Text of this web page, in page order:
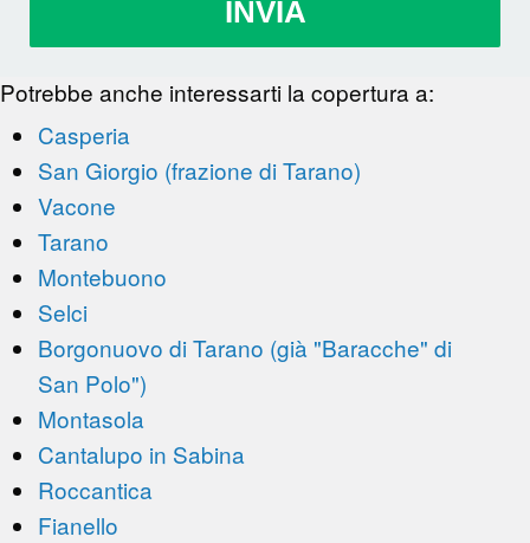
INVIA
Potrebbe anche interessarti la copertura a:
Casperia
San Giorgio (frazione di Tarano)
Vacone
Tarano
Montebuono
Selci
Borgonuovo di Tarano (già "Baracche" di
San Polo")
Montasola
Cantalupo in Sabina
Roccantica
Fianello